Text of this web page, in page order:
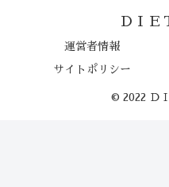
ＤＩＥ
運営者情報
サイトポリシー
© 2022 Ｄ